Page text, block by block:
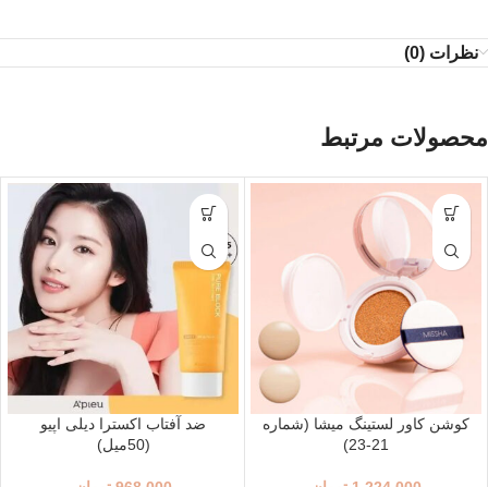
نظرات (0)
محصولات مرتبط
کوشن کاور لستینگ میشا (شماره
21-23)
ضد آفتاب اکسترا دیلی اپیو
(50میل)